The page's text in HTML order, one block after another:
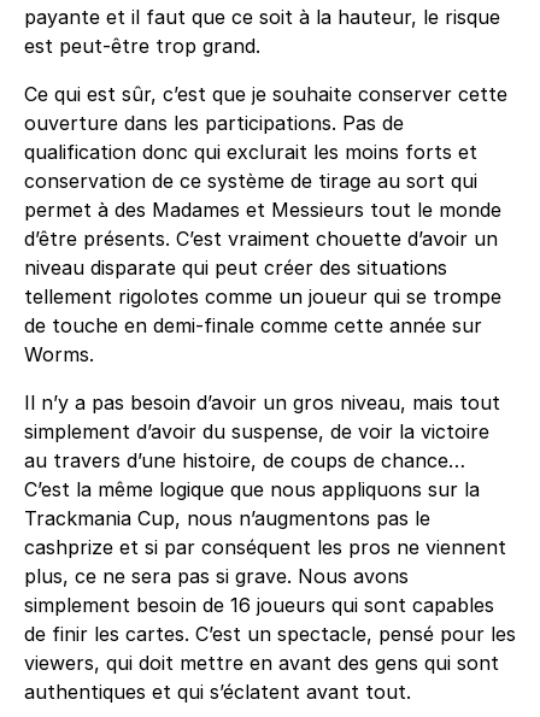
payante et il faut que ce soit à la hauteur, le risque
est peut-être trop grand.
Ce qui est sûr, c’est que je souhaite conserver cette
ouverture dans les participations. Pas de
qualification donc qui exclurait les moins forts et
conservation de ce système de tirage au sort qui
permet à des Madames et Messieurs tout le monde
d’être présents. C’est vraiment chouette d’avoir un
niveau disparate qui peut créer des situations
tellement rigolotes comme un joueur qui se trompe
de touche en demi-finale comme cette année sur
Worms.
Il n’y a pas besoin d’avoir un gros niveau, mais tout
simplement d’avoir du suspense, de voir la victoire
au travers d’une histoire, de coups de chance…
C’est la même logique que nous appliquons sur la
Trackmania Cup, nous n’augmentons pas le
cashprize et si par conséquent les pros ne viennent
plus, ce ne sera pas si grave. Nous avons
simplement besoin de 16 joueurs qui sont capables
de finir les cartes. C’est un spectacle, pensé pour les
viewers, qui doit mettre en avant des gens qui sont
authentiques et qui s’éclatent avant tout.